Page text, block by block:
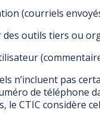
(courriels
des outils tiers ou
n’incluent pas
de téléphone
le CTIC considère